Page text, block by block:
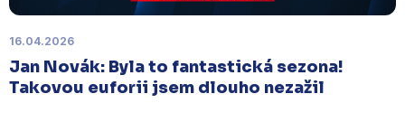
16.04.2026
Jan Novák: Byla to fantastická sezona!
Takovou euforii jsem dlouho nezažil